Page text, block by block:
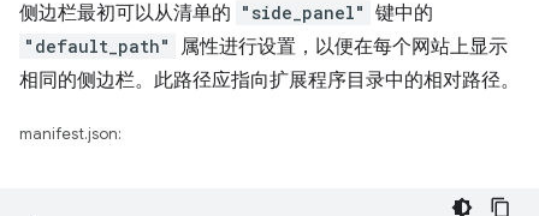
侧边栏最初可以从清单的 "side_panel" 键中的
"default_path"
属性进行设置，以便在每个网站上显示
相同的侧边栏。此路径应指向扩展程序目录中的相对路径。
manifest.json: